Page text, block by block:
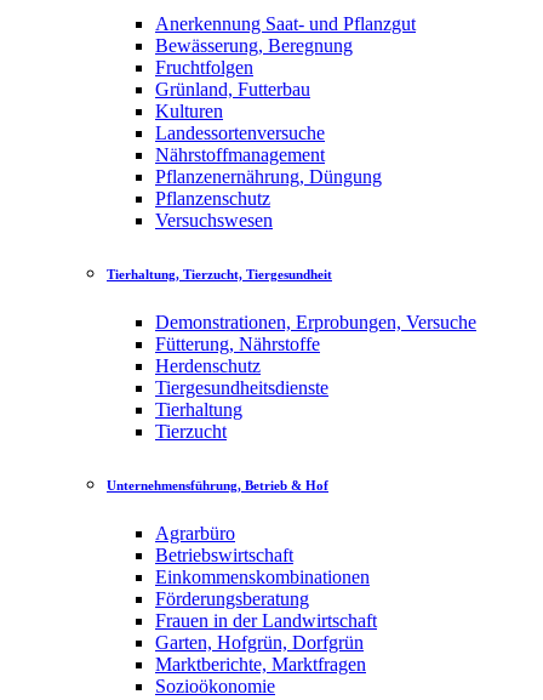
Anerkennung Saat- und Pflanzgut
Bewässerung, Beregnung
Fruchtfolgen
Grünland, Futterbau
Kulturen
Landessortenversuche
Nährstoffmanagement
Pflanzenernährung, Düngung
Pflanzenschutz
Versuchswesen
Tierhaltung, Tierzucht, Tiergesundheit
Demonstrationen, Erprobungen, Versuche
Fütterung, Nährstoffe
Herdenschutz
Tiergesundheitsdienste
Tierhaltung
Tierzucht
Unternehmensführung, Betrieb & Hof
Agrarbüro
Betriebswirtschaft
Einkommenskombinationen
Förderungsberatung
Frauen in der Landwirtschaft
Garten, Hofgrün, Dorfgrün
Marktberichte, Marktfragen
Sozioökonomie